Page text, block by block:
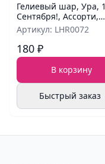
Гелиевый шар, Ура, 1
Сентября!, Ассорти,
пастель
Артикул: LHR0072
180 ₽
В корзину
Быстрый заказ